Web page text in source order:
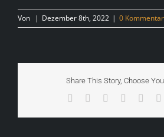
Von | Dezember 8th, 2022 | 0
Share This Story, Choose
Facebook Reddit LinkedIn